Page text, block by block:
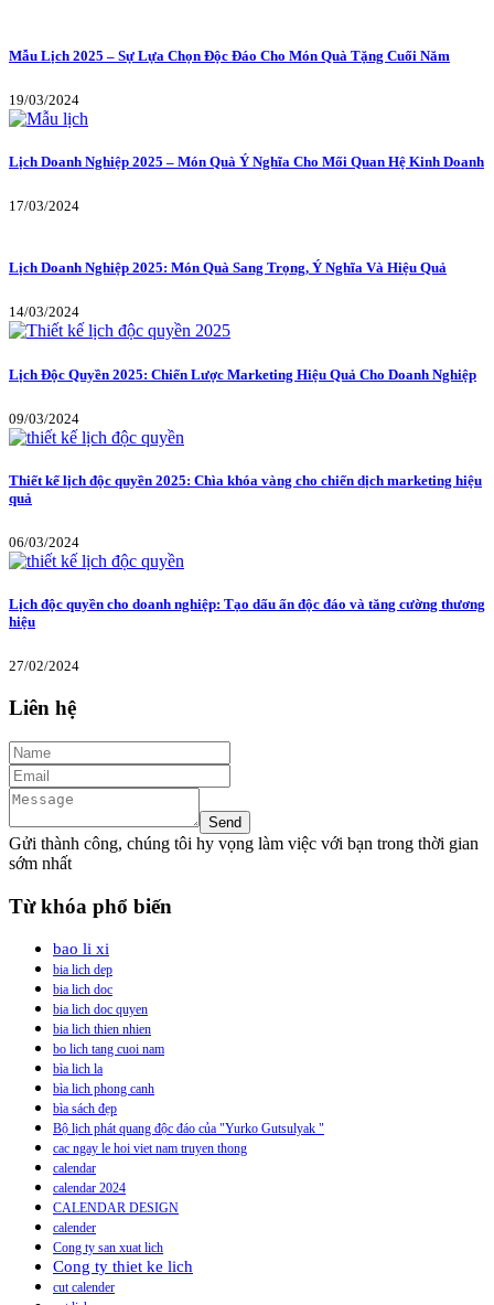
Mẫu Lịch 2025 – Sự Lựa Chọn Độc Đáo Cho Món Quà Tặng Cuối Năm
19/03/2024
Lịch Doanh Nghiệp 2025 – Món Quà Ý Nghĩa Cho Mối Quan Hệ Kinh Doanh
17/03/2024
Lịch Doanh Nghiệp 2025: Món Quà Sang Trọng, Ý Nghĩa Và Hiệu Quả
14/03/2024
Lịch Độc Quyền 2025: Chiến Lược Marketing Hiệu Quả Cho Doanh Nghiệp
09/03/2024
Thiết kế lịch độc quyền 2025: Chìa khóa vàng cho chiến dịch marketing hiệu
quả
06/03/2024
Lịch độc quyền cho doanh nghiệp: Tạo dấu ấn độc đáo và tăng cường thương
hiệu
27/02/2024
Liên hệ
Gửi thành công, chúng tôi hy vọng làm việc với bạn trong thời gian
sớm nhất
Từ khóa phổ biến
bao li xi
bia lich dep
bia lich doc
bia lich doc quyen
bia lich thien nhien
bo lich tang cuoi nam
bìa lich la
bìa lich phong canh
bìa sách đẹp
Bộ lịch phát quang độc đáo của "Yurko Gutsulyak "
cac ngay le hoi viet nam truyen thong
calendar
calendar 2024
CALENDAR DESIGN
calender
Cong ty san xuat lich
Cong ty thiet ke lich
cut calender